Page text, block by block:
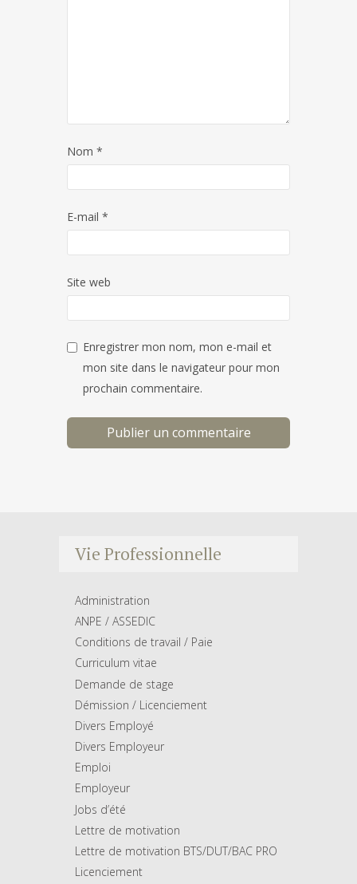
Nom *
E-mail *
Site web
Enregistrer mon nom, mon e-mail et
mon site dans le navigateur pour mon
prochain commentaire.
Vie Professionnelle
Administration
ANPE / ASSEDIC
Conditions de travail / Paie
Curriculum vitae
Demande de stage
Démission / Licenciement
Divers Employé
Divers Employeur
Emploi
Employeur
Jobs d’été
Lettre de motivation
Lettre de motivation BTS/DUT/BAC PRO
Licenciement